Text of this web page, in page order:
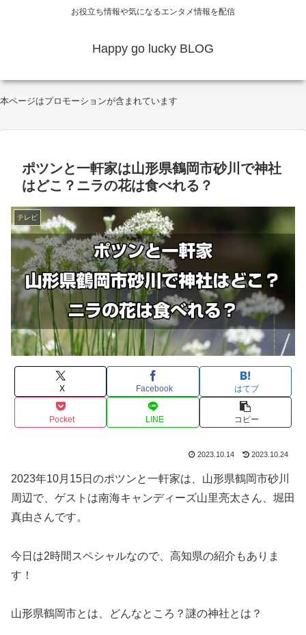
お役立ち情報や気になるエンタメ情報を配信
Happy go lucky BLOG
本ページはプロモーションが含まれています
ポツンと一軒家は山形県鶴岡市砂川で神社
はどこ？ニラの花は食べれる？
テレビ
X Facebook はてブ
Pocket LINE コピー
2023.10.14 2023.10.24
2023年10月15日のポツンと一軒家は、山形県鶴岡市砂川
周辺で、ゲストは南海キャンディーズ山里亮太さん、堀田
真由さんです。
今日は2時間スペシャルなので、高知県の紹介もありま
す！
山形県鶴岡市とは、どんなところ？謎の神社とは？